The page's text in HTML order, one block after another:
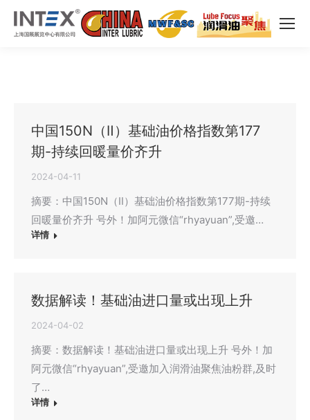
中国150N（Ⅱ）基础油价格指数第177
期-持续回暖量价齐升
2024-04-11
摘要：中国150N（Ⅱ）基础油价格指数第177期-持续
回暖量价齐升 号外！加阿元微信“rhyayuan”,受邀…
详情
数据解读！基础油进口量或出现上升
2024-04-02
摘要：数据解读！基础油进口量或出现上升 号外！加
阿元微信“rhyayuan”,受邀加入润滑油聚焦油粉群,及时
了…
详情